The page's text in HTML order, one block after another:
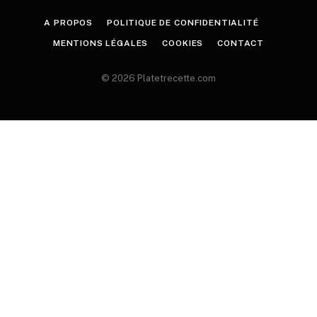
A PROPOS POLITIQUE DE CONFIDENTIALITÉ
MENTIONS LÉGALES COOKIES CONTACT
© 2026 Platetrecette.com